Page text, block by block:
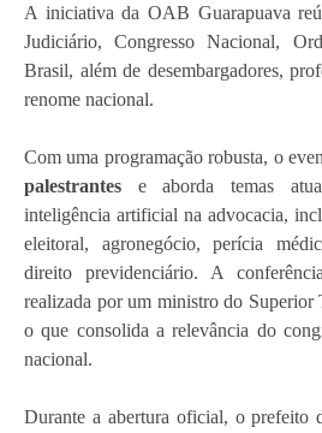
A iniciativa da OAB Guarapuava
Judiciário, Congresso Nacional,
Brasil, além de desembargadores,
renome nacional.
Com uma programação robusta, o
palestrantes e aborda temas
inteligência artificial na advocacia,
eleitoral, agronegócio, perícia
direito previdenciário. A
realizada por um ministro do Superior
o que consolida a relevância do
nacional.
Durante a abertura oficial, o prefeito